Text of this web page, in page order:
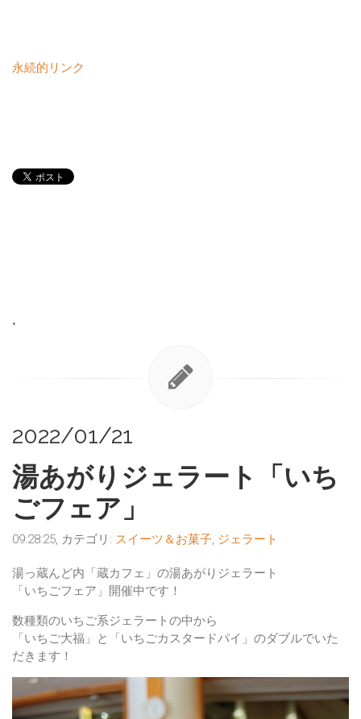
永続的リンク
•
2022/01/21
湯あがりジェラート「いち
ごフェア」
09:28:25, カテゴリ: スイーツ＆お菓子, ジェラート
湯っ蔵んど内「蔵カフェ」の湯あがりジェラート
「いちごフェア」開催中です！
数種類のいちご系ジェラートの中から
「いちご大福」と「いちごカスタードパイ」のダブルでいた
だきます！